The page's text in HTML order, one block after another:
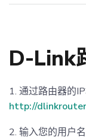
D-Link
1. 通过路由器的
http://
2. 输入您的用户